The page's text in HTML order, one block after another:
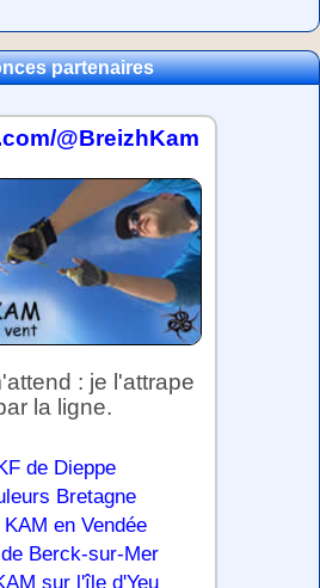
partenaires
@BreizhKam
: je l'attrape
la ligne.
de Dieppe
Bretagne
KAM en Vendée
Berck-sur-Mer
sur l'île d'Yeu